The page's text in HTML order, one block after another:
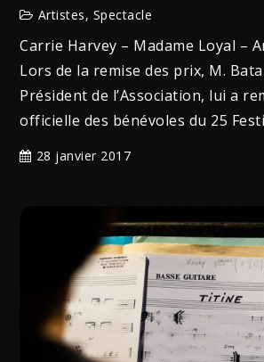
Artistes, Spectacle
Carrie Harvey – Madame Loyal –
Lors de la remise des prix, M. Bata
Président de l’Association, lui a
officielle des bénévoles du 25
28 janvier 2017